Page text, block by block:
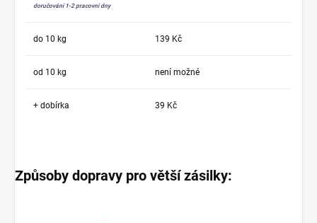
doručování 1-2 pracovní dny
do 10 kg 139 Kč
od 10 kg není možné
+ dobírka 39 Kč
Způsoby dopravy pro větší zásilky: